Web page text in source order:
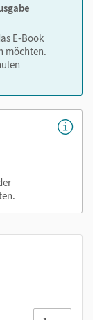
Books. Sie
Schüler/-innen
So
und
E-Book
möchten.